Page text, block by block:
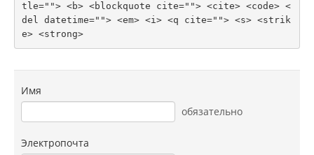
tle=""> <b> <blockquote cite=""> <cite> <code> <
del datetime=""> <em> <i> <q cite=""> <s> <strik
e> <strong>
Имя
обязательно
Электропочта